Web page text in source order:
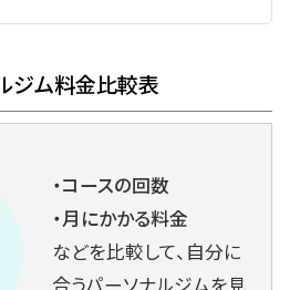
ジム料金比較表
・コースの回数
・月にかかる料金
などを比較して、自分に
合うパーソナルジムを見